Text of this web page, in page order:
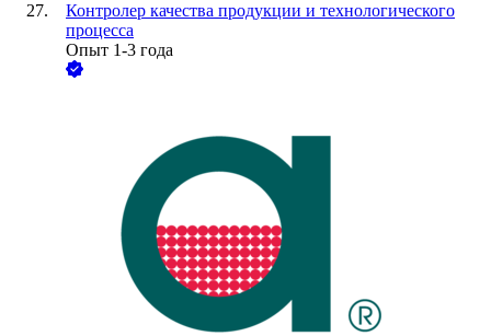
Контролер качества продукции и технологического
процесса
Опыт 1-3 года